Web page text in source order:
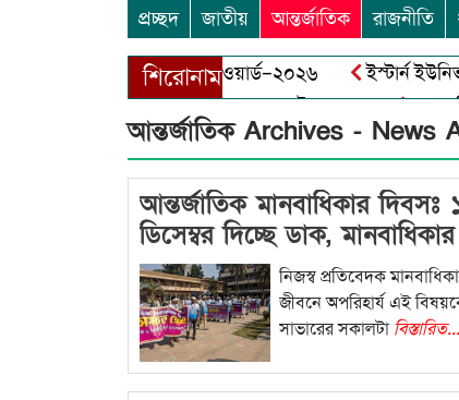
প্রচ্ছদ জাতীয় আন্তর্জাতিক রাজনীতি
শিরোনাম
এন্ড এন্ট্রাপ্রেনিয়র অ্যাওয়ার্ড–২০২৬ ইস্টার্ন
বীর মুক্তিযোদ্ধা আব্দুল খালেক এর ইন্তেকাল
আত্মশুদ্ধি
আন্তর্জাতিক Archives - News
আন্তর্জাতিক মানবাধিকার দিবসঃ
ডিসেম্বর দিচ্ছে ডাক,
পাক।
নিজস্ব প্রতিবেদক
জীবনে অপরিহার্য এই
সাভারের সকালটা বিস্তারিত...